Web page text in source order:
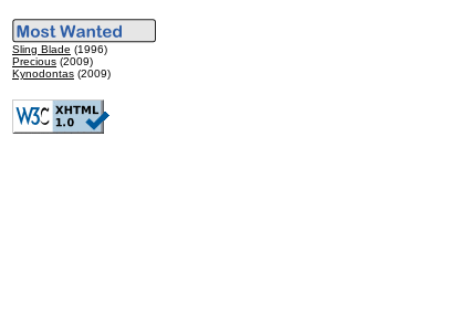
Sling Blade (1996)
Precious (2009)
Kynodontas (2009)